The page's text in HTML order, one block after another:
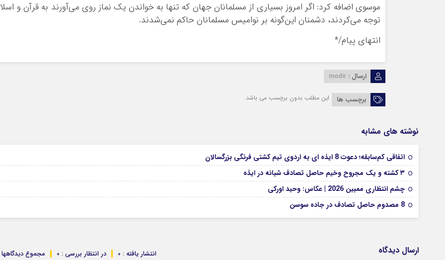
موسوی اضافه کرد: اگر امروز بسیاری از مسلمانان جهان که تنها به خواندن یک نماز روی می‌آورند به قرآن و
توجه می‌کردند، دشمنان این‌گونه بر نوامیس مسلمانان حاکم نمی‌شدند.
انتهای پیام/*
ارسال : modir
برچسب ها این مطلب بدون برچسب می باشد.
نوشته های مشابه
اتفاقی کم‌سابقه؛ دعوت 8 ایذه ای به اردوی تیم کشتی فرنگی بزرگسالان
۳ کشته و یک مجروح وخیم حاصل تصادف شبانه در ایذه
چشم انتظاری ممبین 2026 | عکاس: وحید اورکی
8 مصدوم حاصل تصادف در جاده سوسن
ارسال دیدگاه مجموع دیدگاهها : در انتظار بررسی : 0 انتشار یافته : 0